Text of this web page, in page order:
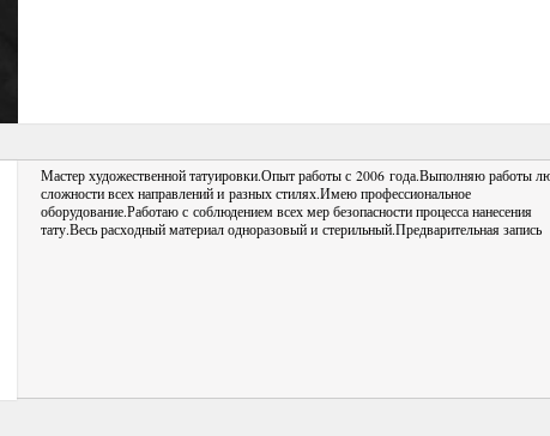
Мастер художественной татуировки.Опыт работы с 2006 года.Выполняю работы
сложности всех направлений и разных стилях.Имею профессиональное
оборудование.Работаю с соблюдением всех мер безопасности процесса нанесения
тату.Весь расходный материал одноразовый и стерильный.Предварительная запись